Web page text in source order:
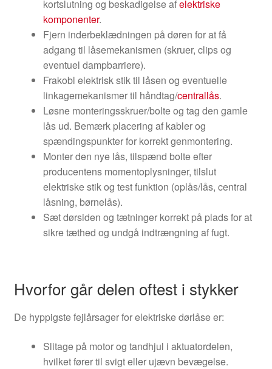
kortslutning og beskadigelse afelektriske
komponenter.
Fjern inderbeklædningen på døren for at få
adgang til låsemekanismen (skruer, clips og
eventuel dampbarriere).
Frakobl elektrisk stik til låsen og eventuelle
linkagemekanismer til håndtag/centrallås.
Løsne monteringsskruer/bolte og tag den gamle
lås ud. Bemærk placering af kabler og
spændingspunkter for korrekt genmontering.
Monter den nye lås, tilspænd bolte efter
producentens momentoplysninger, tilslut
elektriske stik og test funktion (oplås/lås, central
låsning, børnelås).
Sæt dørsiden og tætninger korrekt på plads for at
sikre tæthed og undgå indtrængning af fugt.
Hvorfor går delen oftest i stykker
De hyppigste fejlårsager for elektriske dørlåse er:
Slitage på motor og tandhjul i aktuatordelen,
hvilket fører til svigt eller ujævn bevægelse.